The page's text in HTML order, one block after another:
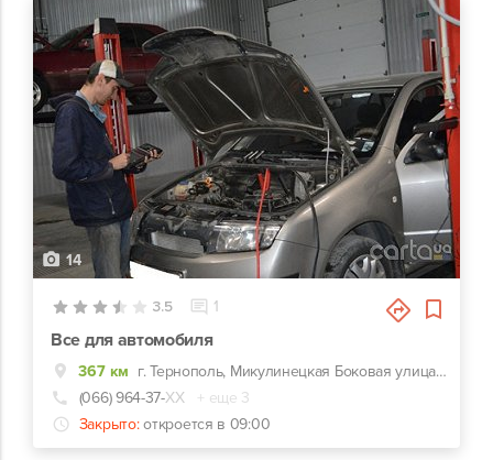
14
3.5 1
Все для автомобиля
367 км
г. Тернополь, Микулинецкая Боковая улица, 10/1
(066) 964-37-ХХ
+ еще 3
Закрыто: откроется в 09:00